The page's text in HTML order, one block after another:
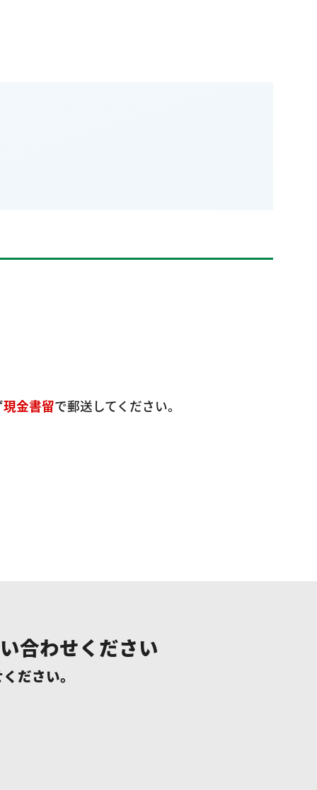
現金書留で郵送してください。
合わせください
ださい。